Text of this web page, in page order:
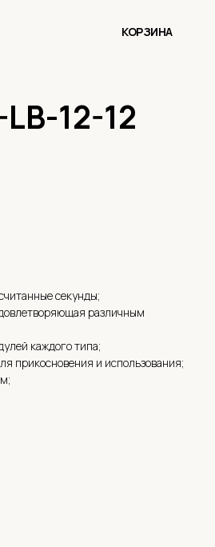
КОРЗИНА
12-12
секунды;
различным
каждого типа;
прикосновения и использования;